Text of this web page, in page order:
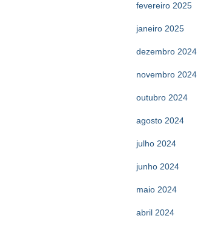
fevereiro 2025
janeiro 2025
dezembro 2024
novembro 2024
outubro 2024
agosto 2024
julho 2024
junho 2024
maio 2024
abril 2024